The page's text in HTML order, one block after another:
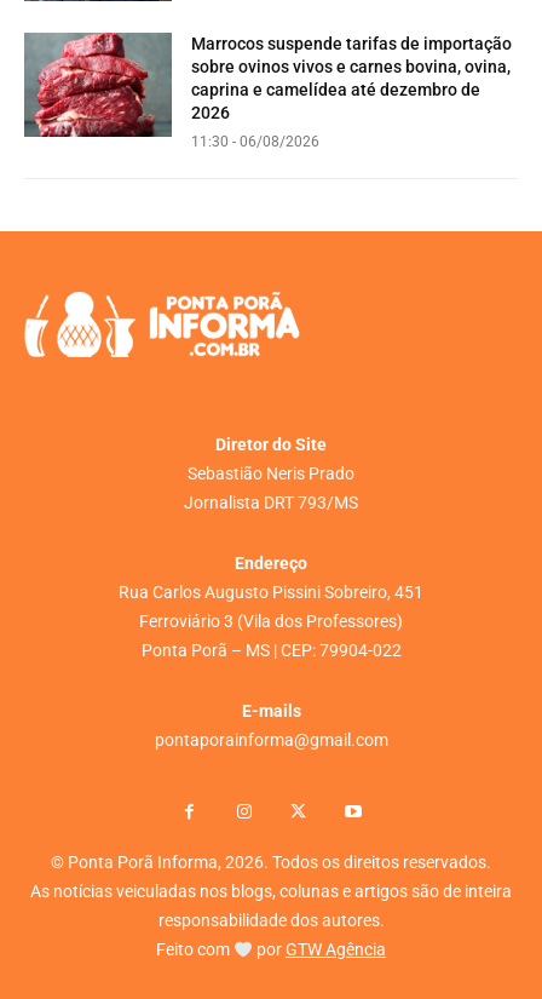
Marrocos suspende tarifas de importação
sobre ovinos vivos e carnes bovina, ovina,
caprina e camelídea até dezembro de
2026
11:30 - 06/08/2026
Diretor do Site
Sebastião Neris Prado
Jornalista DRT 793/MS
Endereço
Rua Carlos Augusto Pissini Sobreiro, 451
Ferroviário 3 (Vila dos Professores)
Ponta Porã – MS | CEP: 79904-022
E-mails
pontaporainforma@gmail.com
© Ponta Porã Informa, 2026. Todos os direitos reservados.
As notícias veiculadas nos blogs, colunas e artigos são de inteira
responsabilidade dos autores.
Feito com
porGTW Agência